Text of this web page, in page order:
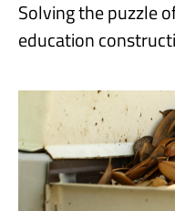
Solving the puzzle
education